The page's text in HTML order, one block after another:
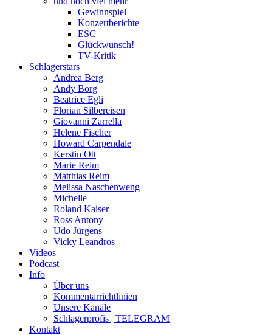
Gewinnspiel
Konzertberichte
ESC
Glückwunsch!
TV-Kritik
Schlagerstars
Andrea Berg
Andy Borg
Beatrice Egli
Florian Silbereisen
Giovanni Zarrella
Helene Fischer
Howard Carpendale
Kerstin Ott
Marie Reim
Matthias Reim
Melissa Naschenweng
Michelle
Roland Kaiser
Ross Antony
Udo Jürgens
Vicky Leandros
Videos
Podcast
Info
Über uns
Kommentarrichtlinien
Unsere Kanäle
Schlagerprofis | TELEGRAM
Kontakt